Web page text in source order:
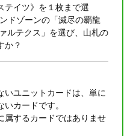
テイツ》を１枚まで選
ドゾーンの「滅尽の覇龍
ルテクス」を選び、山札の
か？
いユニットカードは、単に
カードです。
属するカードではありませ